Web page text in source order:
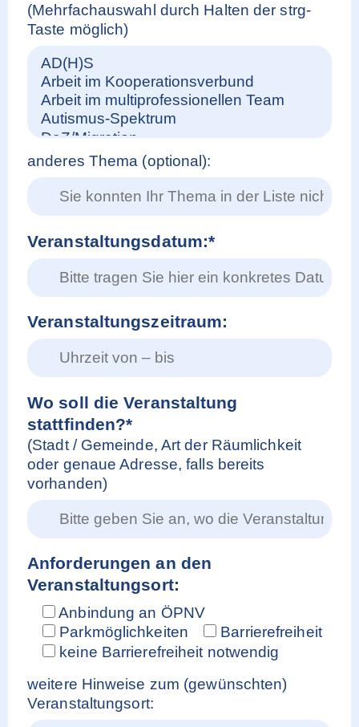
(Mehrfachauswahl durch Halten der strg-
Taste möglich)
anderes Thema (optional):
Veranstaltungsdatum:*
Veranstaltungszeitraum:
Wo soll die Veranstaltung
stattfinden?*
(Stadt / Gemeinde, Art der Räumlichkeit
oder genaue Adresse, falls bereits
vorhanden)
Anforderungen an den
Veranstaltungsort:
Anbindung an ÖPNV
Parkmöglichkeiten
Barrierefreiheit
keine Barrierefreiheit notwendig
weitere Hinweise zum (gewünschten)
Veranstaltungsort: